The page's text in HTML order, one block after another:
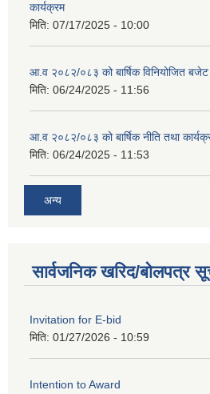
कार्यक्रम
मिति: 07/17/2025 - 10:00
आ.व २०८२/०८३ को बार्षिक विनियोजित बजेट
मिति: 06/24/2025 - 11:56
आ.व २०८२/०८३ को बार्षिक नीति तथा
मिति: 06/24/2025 - 11:53
अन्य
सार्वजनिक खरिद/बोलपत्र
Invitation for E-bid
मिति: 01/27/2026 - 10:59
Intention to Award